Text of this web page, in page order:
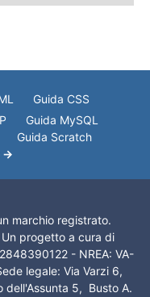
Guida CSS
Guida MySQL
Guida Scratch
→
marchio registrato.
progetto a cura di
- NREA: VA-
legale: Via Varzi 6,
dell'Assunta 5, Busto A.